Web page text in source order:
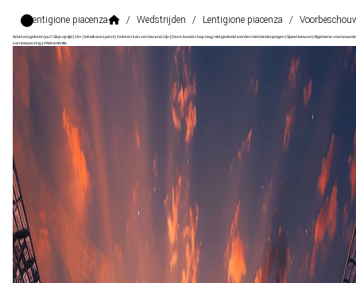
Lentigione piacenza / Wedstrijden / Lentigione piacenza /
Wat kost gokken jou? Stop op tijd | 18+ | loketkansspel.nl | Gokken kan verslavend zijn | Deze boodschap mag niet gedeeld worden met minderjarigen | Speel bewust | Algemene
van toepassing | #Advertentie
Serie D Grp. D Promotion Playoff , Italië
Serie D Grp. D Promotion Playoff , Italië
Alle wedstrijden
Lentigione - Piacenza
Opstellingen
Voorspelling
Voorbeschouwing